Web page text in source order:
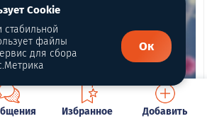
Избранное Добавить
Cookie
файлы
для сбора
Ок